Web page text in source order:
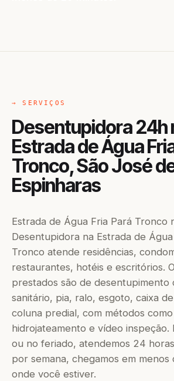
→ SERVIÇOS
Desentupidora 24h
Estrada de Água
Tronco, São José
Espinharas
Estrada de Água Fria Pará Tronco
Desentupidora na Estrada de
Tronco atende residências,
restaurantes, hotéis e escritórios.
prestados são de desentupimento
sanitário, pia, ralo, esgoto, caixa
coluna predial, com métodos
hidrojateamento e vídeo inspeção.
ou no feriado, atendemos 24
por semana, chegamos em menos
onde você estiver.